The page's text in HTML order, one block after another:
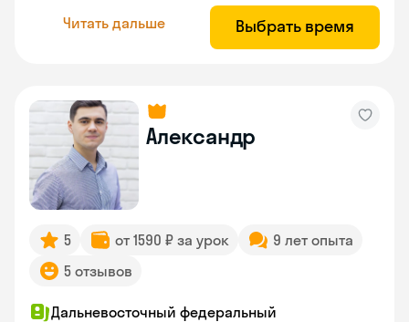
Читать дальше Выбрать время
Александр
5 от 1590 ₽ за урок
9 лет опыта
5 отзывов
Дальневосточный федеральный